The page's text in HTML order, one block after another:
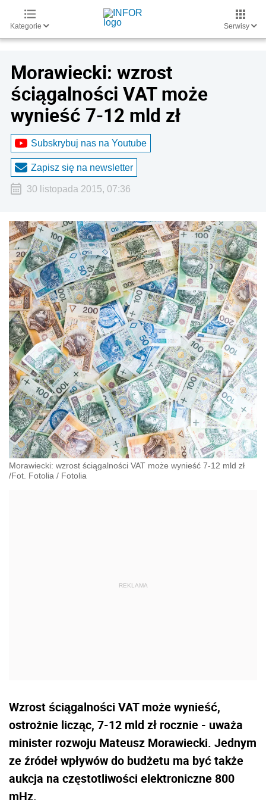
Kategorie Serwisy
Morawiecki: wzrost
ściągalności VAT może
wynieść 7-12 mld zł
Subskrybuj nas na Youtube
Zapisz się na newsletter
30 listopada 2015, 07:36
Morawiecki: wzrost ściągalności VAT może wynieść 7-12 mld zł
/Fot. Fotolia / Fotolia
Wzrost ściągalności VAT może wynieść,
ostrożnie licząc, 7-12 mld zł rocznie - uważa
minister rozwoju Mateusz Morawiecki. Jednym
ze źródeł wpływów do budżetu ma być także
aukcja na częstotliwości elektroniczne 800
mHz.